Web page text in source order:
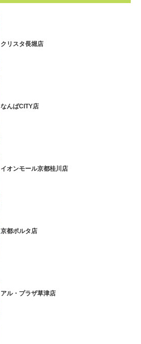
クリスタ長堀店
なんばCITY店
イオンモール京都桂川店
京都ポルタ店
アル・プラザ草津店